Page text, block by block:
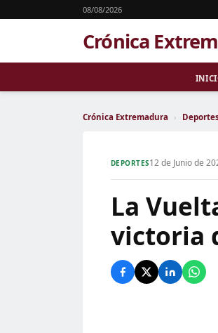
08/08/2026
Crónica
Crónica Extremadura ›
DEPORTES12 de Junio de
La
victoria